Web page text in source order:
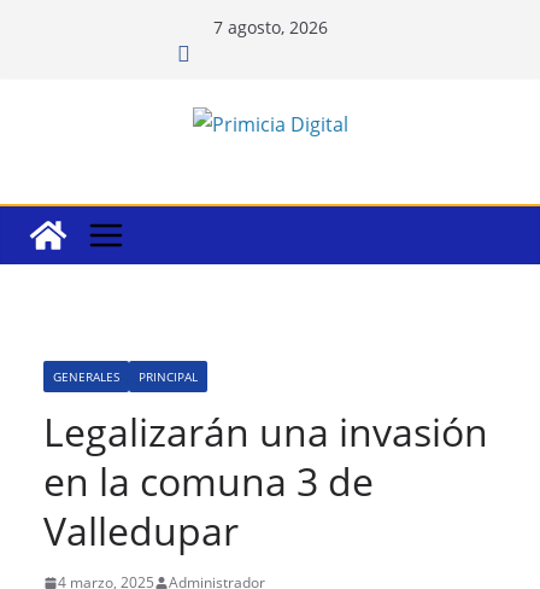
7 agosto, 2026
GENERALES PRINCIPAL
Legalizarán una invasión
en la comuna 3 de
Valledupar
4 marzo, 2025 Administrador